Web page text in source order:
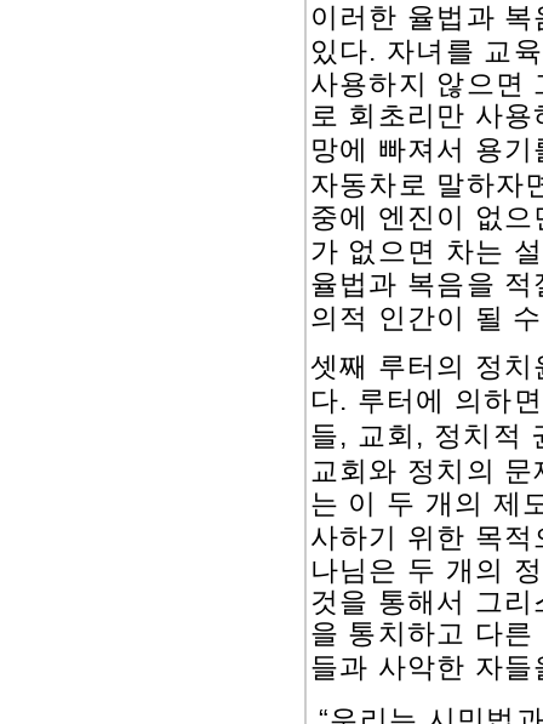
이러한 율법과
있다. 자녀를 교
사용하지 않으면
로 회초리만 사
망에 빠져서 용
자동차로 말하자
중에 엔진이 없
가 없으면 차는
율법과 복음을
의적 인간이 될
셋째 루터의 정
다. 루터에 의하
들, 교회 , 정치적
교회와 정치의
는 이 두 개의 제
사하기 위한 목
나님은 두 개의
것을 통해서 그
을 통치하고 다
들과 사악한 자